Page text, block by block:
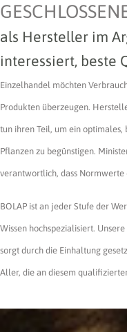
als Hersteller im
interessiert, beste
Einzelhandel möchten
Produkten überzeugen.
tun ihren Teil, um ein
Pflanzen zu begünstigen.
verantwortlich, dass
BOLAP ist an jeder Stufe der
Wissen hoch­spezialisiert.
sorgt durch die Einhaltung
Aller, die an diesem